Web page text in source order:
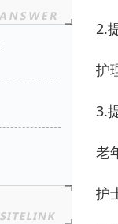
2.
护
3.
老
护